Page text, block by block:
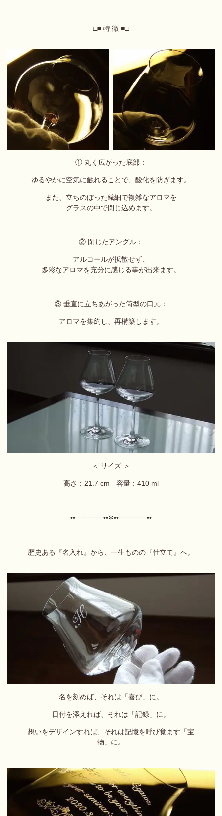
□■ 特 徴 ■□
① 丸く広がった底部：
ゆるやかに空気に触れることで、酸化を防ぎます。
また、立ちのぼった繊細で複雑なアロマを
グラスの中で閉じ込めます。
② 閉じたアングル：
アルコールが拡散せず、
多彩なアロマを充分に感じる事が出来ます。
③ 垂直に立ちあがった筒型の口元：
アロマを集約し、再構築します。
＜ サイズ ＞
高さ：21.7 cm 容量：410 ml
••┈┈┈┈••✼••┈┈┈┈••
歴史ある『名入れ』から、一生ものの『仕立て』へ。
名を刻めば、それは「喜び」に。
日付を添えれば、それは「記録」に。
想いをデザインすれば、それは記憶を呼び覚ます「宝
物」に。